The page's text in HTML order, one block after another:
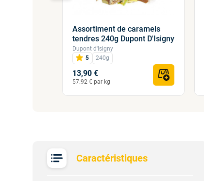
Assortiment de caramels
tendres 240g Dupont D'Isigny
Dupont d'Isigny
5
240g
13,90 €
57.92 € par kg
Caractéristiques